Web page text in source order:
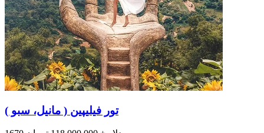
تور فیلیپین ( مانیل، سبو )